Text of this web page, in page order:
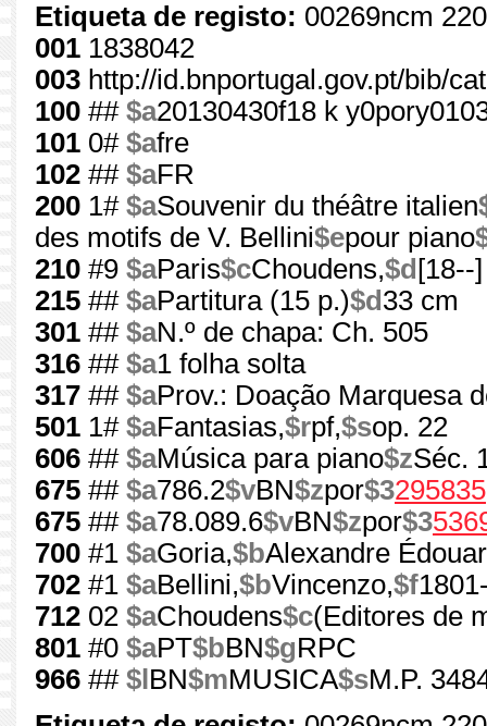
Etiqueta de registo: 00269ncm
001 1838042
003 http://id.bnportugal.gov.pt/bib/
100 ## $a20130430f18 k
101 0# $afre
102 ## $aFR
200 1# $aSouvenir du théâtre italien
des motifs de V. Bellini$epour piano
210 #9 $aParis$cChoudens,$d [18--]
215 ## $aPartitura (15 p.)$d 33 cm
301 ## $aN.º de chapa: Ch. 505
316 ## $a1 folha solta
317 ## $aProv.: Doação Marquesa
501 1# $aFantasias,$rpf,$sop. 22
606 ## $aMúsica para piano$zSéc.
675 ## $a786.2$vBN$zpor$3295835
675 ## $a78.089.6$vBN$zpor$3
700 #1 $aGoria,$bAlexandre
702 #1 $aBellini,$bVincenzo,$f
712 02 $aChoudens$c(Editores de
801 #0 $aPT$bBN$gRPC
966 ## $l BN$mMUSICA$sM.P.